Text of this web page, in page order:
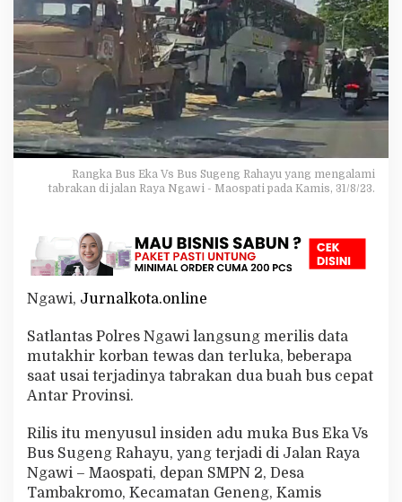
o
l
r
e
N
g
a
w
i
,
B
E
k
a
s
u
s
S
u
n
R
a
h
Rangka Bus Eka Vs Bus Sugeng Rahayu yang mengalami
tabrakan di jalan Raya Ngawi - Maospati pada Kamis, 31/8/23.
Ngawi, Jurnalkota.online
Satlantas Polres Ngawi langsung merilis data
mutakhir korban tewas dan terluka, beberapa
saat usai terjadinya tabrakan dua buah bus cepat
Antar Provinsi.
Rilis itu menyusul insiden adu muka Bus Eka Vs
Bus Sugeng Rahayu, yang terjadi di Jalan Raya
Ngawi – Maospati, depan SMPN 2, Desa
Tambakromo, Kecamatan Geneng, Kamis